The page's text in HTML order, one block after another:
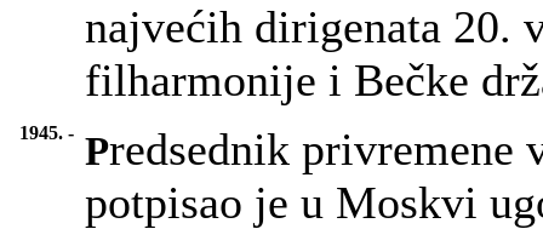
najvećih dirigenata 20.
filharmonije i Bečke
1945. - Predsednik privremene
potpisao je u Moskvi